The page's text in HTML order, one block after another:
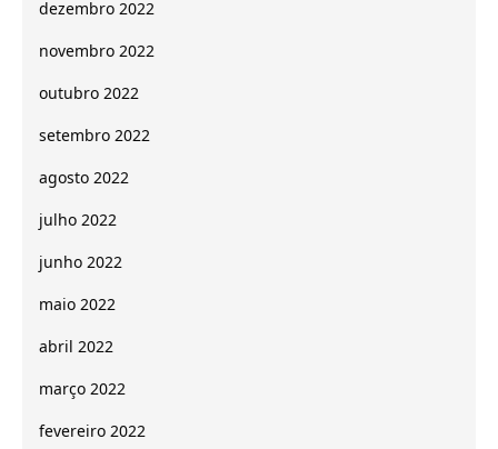
dezembro 2022
novembro 2022
outubro 2022
setembro 2022
agosto 2022
julho 2022
junho 2022
maio 2022
abril 2022
março 2022
fevereiro 2022